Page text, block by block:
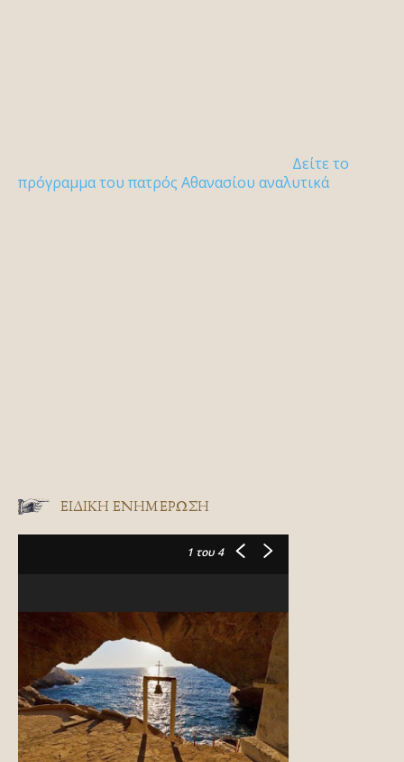
Δείτε το
πρόγραμμα του πατρός Αθανασίου αναλυτικά
ΕΙΔΙΚΉ ΕΝΗΜΈΡΩΣΗ
1 του 4